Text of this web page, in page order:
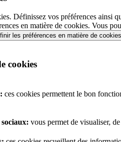
Définissez vos préférences ainsi
en matière de cookies. Vous
les préférences en matière de cookies
cookies
ces cookies permettent le bon
sociaux: vous permet de visualiser,